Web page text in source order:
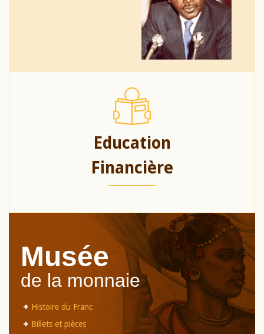
Education
Financière
Musée
de la monnaie
Histoire du Franc
Billets et pièces